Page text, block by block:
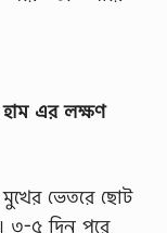
হাম এর লক্ষণ
ভেতরে ছোট
৩-৫ দিন পরে